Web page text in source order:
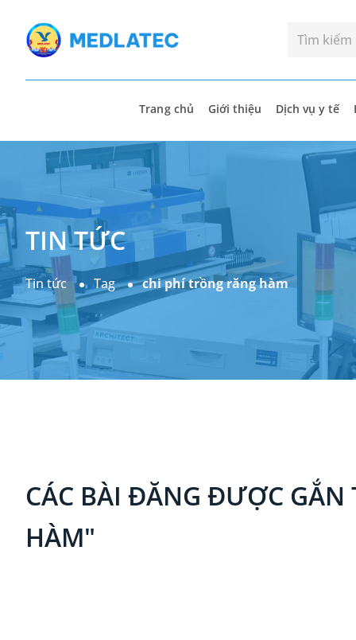
Trang chủ Giới thiệu Dịch vụ y tế
TIN TỨC
Tin tức Tag chi phí trồng răng hàm
CÁC BÀI ĐĂNG ĐƯỢC GẮN
HÀM"